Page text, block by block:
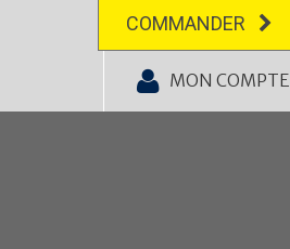
COMMANDER
MON COMPTE